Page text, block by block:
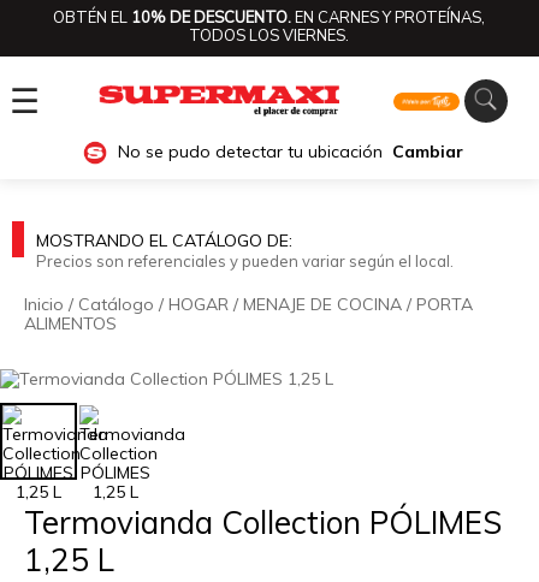
OBTÉN EL 10% DE DESCUENTO.EN CARNES Y PROTEÍNAS,
TODOS LOS VIERNES.
☰
No se pudo detectar tu ubicación Cambiar
MOSTRANDO EL CATÁLOGO DE:
Precios son referenciales y pueden variar según el local.
Inicio / Catálogo / HOGAR / MENAJE DE COCINA / PORTA
ALIMENTOS
Termovianda Collection PÓLIMES
1,25 L